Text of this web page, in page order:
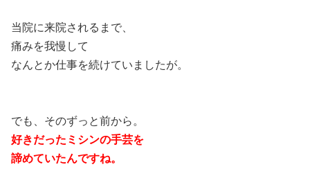
当院に来院されるまで、
痛みを我慢して
なんとか仕事を続けていましたが。
でも、そのずっと前から。
好きだったミシンの手芸を
諦めていたんですね。